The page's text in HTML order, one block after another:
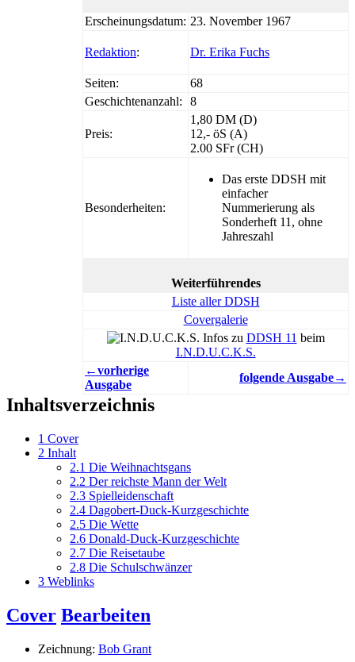
Erscheinungsdatum: 23. November 1967
Redaktion: Dr. Erika Fuchs
Seiten:
68
Geschichtenanzahl:
8
Preis:
1,80 DM (D)
12,- öS (A)
2.00 SFr (CH)
Besonderheiten:
Das erste DDSH mit
einfacher
Nummerierung als
Sonderheft 11, ohne
Jahreszahl
Weiterführendes
Liste aller DDSH
Covergalerie
Infos zu DDSH 11 beim
I.N.D.U.C.K.S.
←vorherige
Ausgabe
folgende Ausgabe→
Inhaltsverzeichnis
1 Cover
2 Inhalt
2.1 Die Weihnachtsgans
2.2 Der reichste Mann der Welt
2.3 Spielleidenschaft
2.4 Dagobert-Duck-Kurzgeschichte
2.5 Die Wette
2.6 Donald-Duck-Kurzgeschichte
2.7 Die Reisetaube
2.8 Die Schulschwänzer
3 Weblinks
Cover Bearbeiten
Zeichnung: Bob Grant